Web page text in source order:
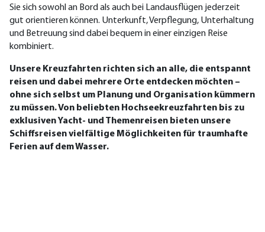
Sie sich sowohl an Bord als auch bei Landausflügen jederzeit
gut orientieren können. Unterkunft, Verpflegung, Unterhaltung
und Betreuung sind dabei bequem in einer einzigen Reise
kombiniert.
Unsere Kreuzfahrten richten sich an alle, die entspannt
reisen und dabei mehrere Orte entdecken möchten –
ohne sich selbst um Planung und Organisation kümmern
zu müssen. Von beliebten Hochseekreuzfahrten bis zu
exklusiven Yacht- und Themenreisen bieten unsere
Schiffsreisen vielfältige Möglichkeiten für traumhafte
Ferien auf dem Wasser.